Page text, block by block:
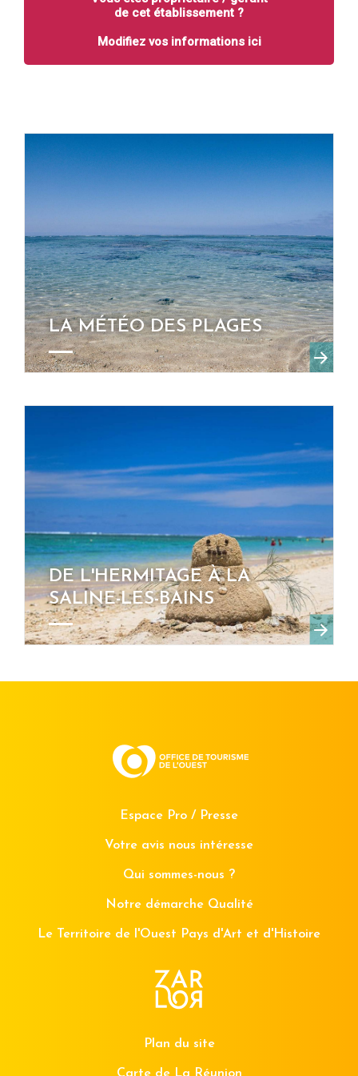
de cet établissement ?
Modifiez vos informations ici
LA MÉTÉO DES PLAGES
DE L'HERMITAGE À LA
SALINE-LES-BAINS
Espace Pro / Presse
Votre avis nous intéresse
Qui sommes-nous ?
Notre démarche Qualité
Le Territoire de l'Ouest Pays d'Art et d'Histoire
Plan du site